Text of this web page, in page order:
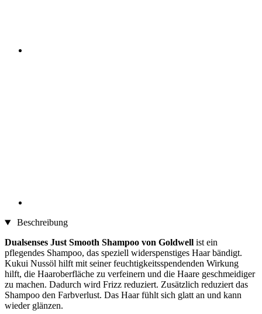
Beschreibung
Dualsenses Just Smooth Shampoo von Goldwell ist ein
pflegendes Shampoo, das speziell widerspenstiges Haar bändigt.
Kukui Nussöl hilft mit seiner feuchtigkeitsspendenden Wirkung
hilft, die Haaroberfläche zu verfeinern und die Haare geschmeidiger
zu machen. Dadurch wird Frizz reduziert. Zusätzlich reduziert das
Shampoo den Farbverlust. Das Haar fühlt sich glatt an und kann
wieder glänzen.